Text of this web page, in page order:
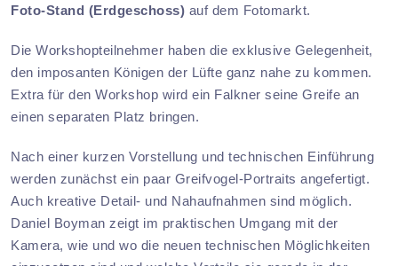
Foto-Stand (Erdgeschoss) auf dem Fotomarkt.
Die Workshopteilnehmer haben die exklusive Gelegenheit,
den imposanten Königen der Lüfte ganz nahe zu kommen.
Extra für den Workshop wird ein Falkner seine Greife an
einen separaten Platz bringen.
Nach einer kurzen Vorstellung und technischen Einführung
werden zunächst ein paar Greifvogel-Portraits angefertigt.
Auch kreative Detail- und Nahaufnahmen sind möglich.
Daniel Boyman zeigt im praktischen Umgang mit der
Kamera, wie und wo die neuen technischen Möglichkeiten